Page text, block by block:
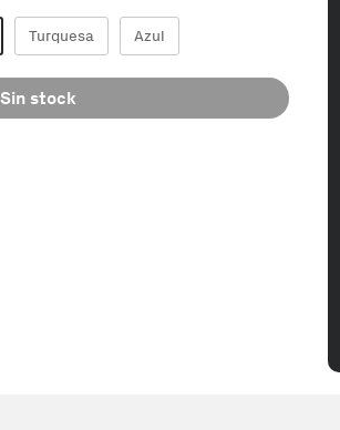
Turquesa Azul
Sin stock